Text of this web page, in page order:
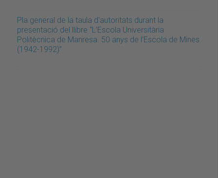
Pla general de la taula d'autoritats durant la
presentació del llibre “L’Escola Universitària
Politècnica de Manresa. 50 anys de l’Escola de Mines
(1942-1992)”